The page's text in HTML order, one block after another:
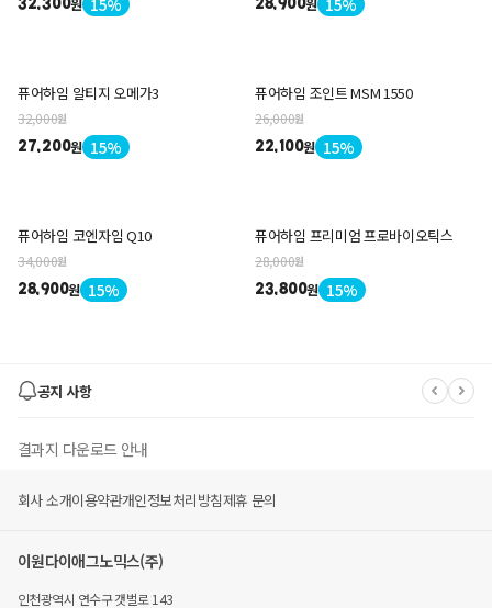
32,300원 15% 28,900원 15%
퓨어하임 알티지 오메가3
32,000원
27,200원 15%
퓨어하임 조인트 MSM 1550
26,000원
22,100원 15%
퓨어하임 코엔자임 Q10
34,000원
28,900원 15%
퓨어하임 프리미엄 프로바이오틱스
28,000원
23,800원 15%
공지 사항
결과지 다운로드 안내
유후 멤버스 몰 폐지 안내
유후(YouWho) 사이트' EDGC 종합몰' 변경 안내
회사 소개이용약관개인정보처리방침제휴 문의
이원다이애그노믹스(주)
인천광역시 연수구 갯벌로 143